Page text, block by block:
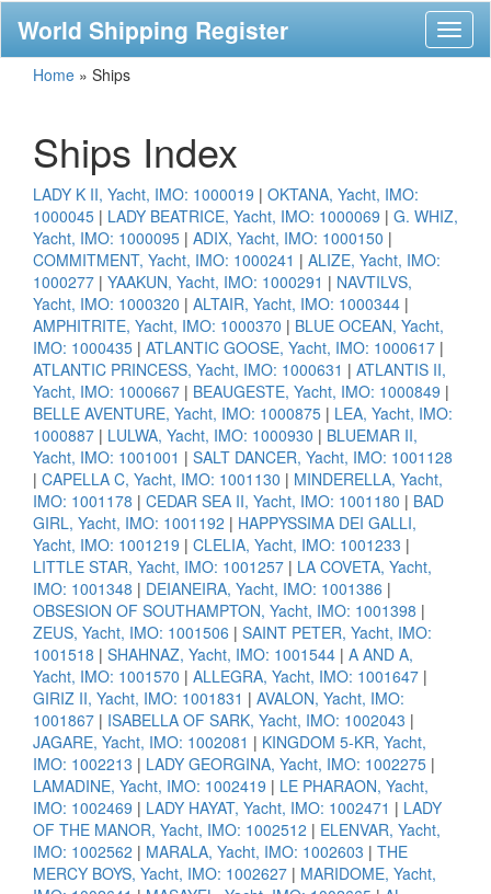
World Shipping Register
Home » Ships
Ships Index
LADY K II, Yacht, IMO: 1000019 | OKTANA, Yacht, IMO:
1000045 | LADY BEATRICE, Yacht, IMO: 1000069 | G. WHIZ,
Yacht, IMO: 1000095 | ADIX, Yacht, IMO: 1000150 |
COMMITMENT, Yacht, IMO: 1000241 | ALIZE, Yacht, IMO:
1000277 | YAAKUN, Yacht, IMO: 1000291 | NAVTILVS,
Yacht, IMO: 1000320 | ALTAIR, Yacht, IMO: 1000344 |
AMPHITRITE, Yacht, IMO: 1000370 | BLUE OCEAN, Yacht,
IMO: 1000435 | ATLANTIC GOOSE, Yacht, IMO: 1000617 |
ATLANTIC PRINCESS, Yacht, IMO: 1000631 | ATLANTIS II,
Yacht, IMO: 1000667 | BEAUGESTE, Yacht, IMO: 1000849 |
BELLE AVENTURE, Yacht, IMO: 1000875 | LEA, Yacht, IMO:
1000887 | LULWA, Yacht, IMO: 1000930 | BLUEMAR II,
Yacht, IMO: 1001001 | SALT DANCER, Yacht, IMO: 1001128
| CAPELLA C, Yacht, IMO: 1001130 | MINDERELLA, Yacht,
IMO: 1001178 | CEDAR SEA II, Yacht, IMO: 1001180 | BAD
GIRL, Yacht, IMO: 1001192 | HAPPYSSIMA DEI GALLI,
Yacht, IMO: 1001219 | CLELIA, Yacht, IMO: 1001233 |
LITTLE STAR, Yacht, IMO: 1001257 | LA COVETA, Yacht,
IMO: 1001348 | DEIANEIRA, Yacht, IMO: 1001386 |
OBSESION OF SOUTHAMPTON, Yacht, IMO: 1001398 |
ZEUS, Yacht, IMO: 1001506 | SAINT PETER, Yacht, IMO:
1001518 | SHAHNAZ, Yacht, IMO: 1001544 | A AND A,
Yacht, IMO: 1001570 | ALLEGRA, Yacht, IMO: 1001647 |
GIRIZ II, Yacht, IMO: 1001831 | AVALON, Yacht, IMO:
1001867 | ISABELLA OF SARK, Yacht, IMO: 1002043 |
JAGARE, Yacht, IMO: 1002081 | KINGDOM 5-KR, Yacht,
IMO: 1002213 | LADY GEORGINA, Yacht, IMO: 1002275 |
LAMADINE, Yacht, IMO: 1002419 | LE PHARAON, Yacht,
IMO: 1002469 | LADY HAYAT, Yacht, IMO: 1002471 | LADY
OF THE MANOR, Yacht, IMO: 1002512 | ELENVAR, Yacht,
IMO: 1002562 | MARALA, Yacht, IMO: 1002603 | THE
MERCY BOYS, Yacht, IMO: 1002627 | MARIDOME, Yacht,